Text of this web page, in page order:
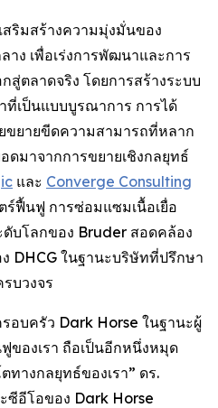
สริมสร้างความมุ่งมั่นของ
าง เพื่อเร่งการพัฒนาและการ
ตลาดจริง โดยการสร้างระบบ
ที่เป็นแบบบูรณาการ การได้
ขยายขีดความสามารถที่หลาก
มาจากการขยายเชิงกลยุทธ์
และ Converge Consulting
ร์ฟื้นฟู การซ่อมแซมเนื้อเยื่อ
บโลกของ Bruder สอดคล้อง
DHCG ในฐานะบริษัทที่ปรึกษา
บวงจร
อบครัว Dark Horse ในฐานะผู้
ของเรา ถือเป็นอีกหนึ่งหมุด
างกลยุทธ์ของเรา” ดร.
ซีอีโอของ Dark Horse